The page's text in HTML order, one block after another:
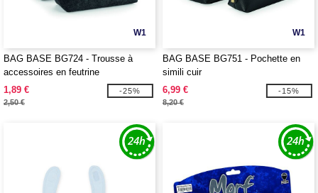
W1
BAG BASE BG724 - Trousse à
accessoires en feutrine
1,89 €
2,50 €
-25%
W1
BAG BASE BG751 - Pochette en
simili cuir
6,99 €
8,20 €
-15%